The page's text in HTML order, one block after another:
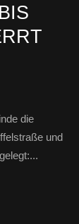
die
und